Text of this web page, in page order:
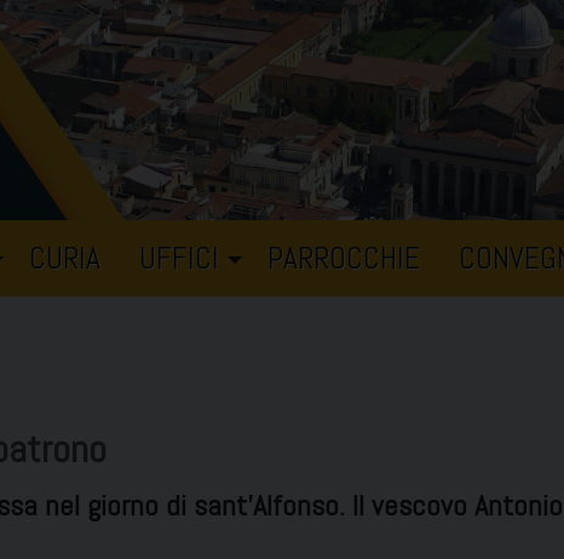
CURIA UFFICI PARROCCHIE
nel giorno di sant’Alfonso. Il vescovo